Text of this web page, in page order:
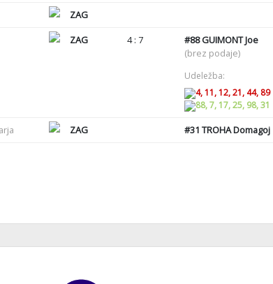
ZAG
ZAG 4 : 7 #88GUIMONT Joe
(brez podaje)
Udeležba:
4, 11, 12, 21, 44, 89
88, 7, 17, 25, 98, 31
ZAG #31 TROHA Domagoj